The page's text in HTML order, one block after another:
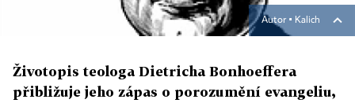
Autor ▪ Kalich
Životopis teologa Dietricha Bonhoeffera
přibližuje jeho zápas o porozumění evangeliu,